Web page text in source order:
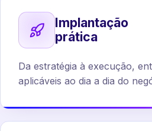
Implantação
prática
Da estratégia à execução,
aplicáveis ao dia a dia do